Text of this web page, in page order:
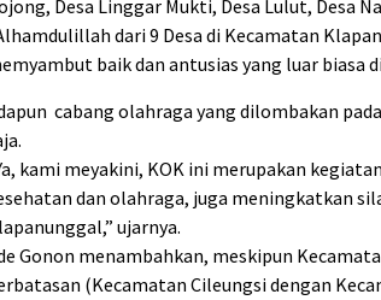
Desa Linggar Mukti, Desa Lulut, Desa
dari 9 Desa di Kecamatan
baik dan antusias yang luar biasa
cabang olahraga yang dilombakan
kami meyakini, KOK ini merupakan
dan olahraga, juga meningkatkan
ujarnya.
Gonon menambahkan, meskipun
(Kecamatan Cileungsi dengan